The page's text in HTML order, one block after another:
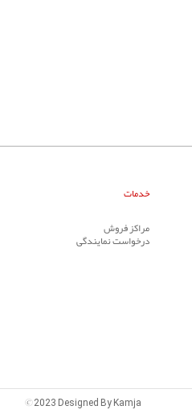
خدمات
مراکز فروش
درخواست نمایندگی
©2023 Designed By Kamja